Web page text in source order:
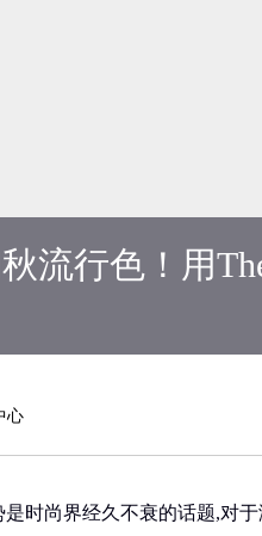
流行色！用
心
时尚界经久不衰的话题,对